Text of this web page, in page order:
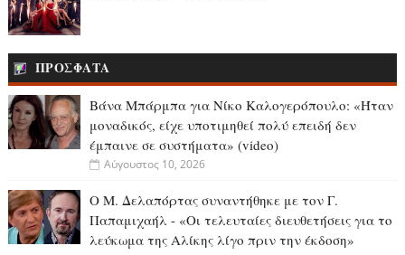
ΠΡΟΣΦΑΤΑ
Βάνα Μπάρμπα για Νίκο Καλογερόπουλο: «Ήταν
μοναδικός, είχε υποτιμηθεί πολύ επειδή δεν
έμπαινε σε συστήματα» (video)
Αύγουστος 10, 2026
Ο Μ. Δελαπόρτας συναντήθηκε με τον Γ.
Παπαμιχαήλ - «Οι τελευταίες διευθετήσεις για το
λεύκωμα της Αλίκης λίγο πριν την έκδοση»